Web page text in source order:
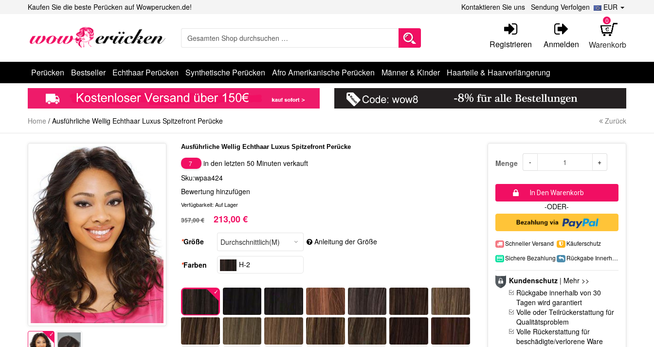
Kaufen Sie die beste Perücken auf Wowperucken.de! EUR
Kontaktieren Sie uns Sendung Verfolgen
Warenkorb
0
Registrieren Anmelden
Perücken Bestseller Echthaar Perücken Synthetische Perücken Afro Amerikanische Perücken Männer & Kinder Haarteile & Haarverlängerung
Home / Ausführliche Wellig Echthaar Luxus Spitzefront Perücke Zurück
Ausführliche Wellig Echthaar Luxus Spitzefront Perücke
7
in den letzten 50 Minuten verkauft
Sku:wpaa424
Bewertung hinzufügen
Verfügbarkeit: Auf Lager
357,00 € 213,00 €
*Größe Anleitung der Größe
*Farben H-2
Menge - +
In Den Warenkorb
-ODER-
Schneller Versand
Käuferschutz
Sichere Bezahlung
Rückgabe Innerhalb 15 Tage
Kundenschutz| Mehr >>
Rückgabe innerhalb von 30
Tagen wird garantiert
Volle oder Teilrückerstattung für
Qualitätsproblem
Volle Rückerstattung für
beschädigte/verlorene Ware